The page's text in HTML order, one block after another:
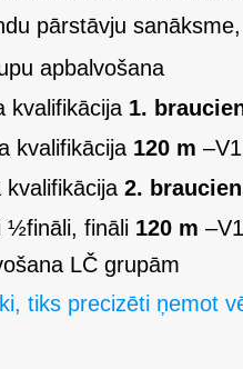
pārstāvju
apbalvošana
kvalifikācija 1.
kvalifikācija 120 m
kvalifikācija 2.
½fināli, fināli 120 m
LČ grupām
tiks precizēti ņemot